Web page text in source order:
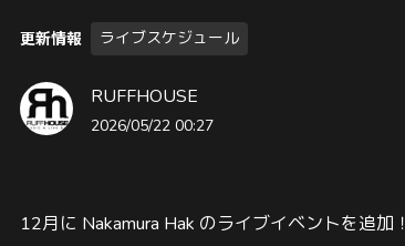
更新情報 ライブスケジュール
RUFFHOUSE
2026/05/22 00:27
12月に Nakamura Hak のライブイベントを追加！